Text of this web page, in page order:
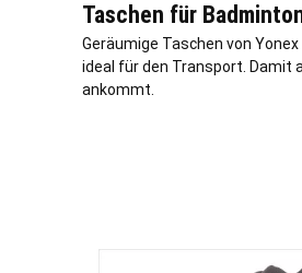
Taschen für
Geräumige Taschen von
ideal für den Transport. Damit
ankommt.